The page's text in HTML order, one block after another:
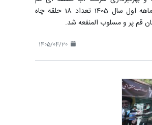
گفت: در سه ماهه اول سال 1405 تعداد 18 حلقه چاه
قم پر و مسلوب المنفعه شد.